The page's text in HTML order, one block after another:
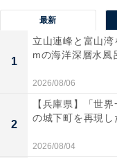
最新
1
立山連峰と富山
mの海洋深層水風
2026/08/06
2
【兵庫県】「世
の城下町を再現し
2026/08/04